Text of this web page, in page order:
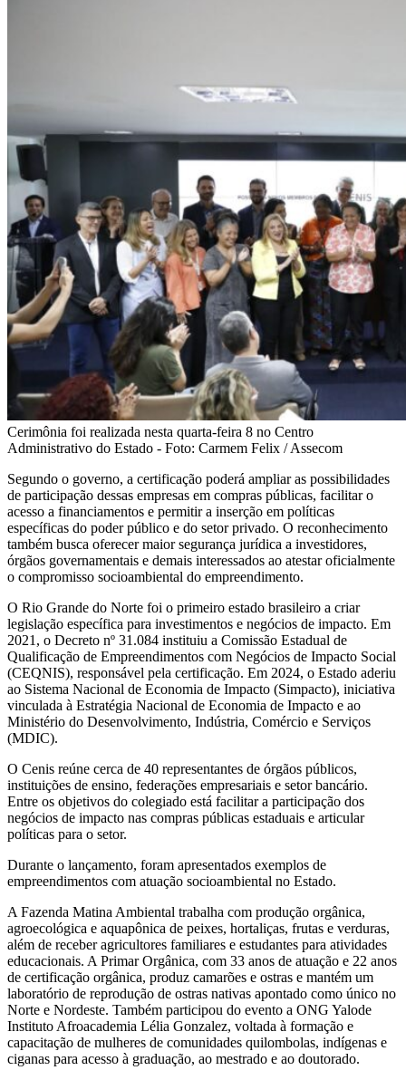
Cerimônia foi realizada nesta quarta-feira 8 no Centro
Administrativo do Estado - Foto: Carmem Felix / Assecom
Segundo o governo, a certificação poderá ampliar as possibilidades
de participação dessas empresas em compras públicas, facilitar o
acesso a financiamentos e permitir a inserção em políticas
específicas do poder público e do setor privado. O reconhecimento
também busca oferecer maior segurança jurídica a investidores,
órgãos governamentais e demais interessados ao atestar oficialmente
o compromisso socioambiental do empreendimento.
O Rio Grande do Norte foi o primeiro estado brasileiro a criar
legislação específica para investimentos e negócios de impacto. Em
2021, o Decreto nº 31.084 instituiu a Comissão Estadual de
Qualificação de Empreendimentos com Negócios de Impacto Social
(CEQNIS), responsável pela certificação. Em 2024, o Estado aderiu
ao Sistema Nacional de Economia de Impacto (Simpacto), iniciativa
vinculada à Estratégia Nacional de Economia de Impacto e ao
Ministério do Desenvolvimento, Indústria, Comércio e Serviços
(MDIC).
O Cenis reúne cerca de 40 representantes de órgãos públicos,
instituições de ensino, federações empresariais e setor bancário.
Entre os objetivos do colegiado está facilitar a participação dos
negócios de impacto nas compras públicas estaduais e articular
políticas para o setor.
Durante o lançamento, foram apresentados exemplos de
empreendimentos com atuação socioambiental no Estado.
A Fazenda Matina Ambiental trabalha com produção orgânica,
agroecológica e aquapônica de peixes, hortaliças, frutas e verduras,
além de receber agricultores familiares e estudantes para atividades
educacionais. A Primar Orgânica, com 33 anos de atuação e 22 anos
de certificação orgânica, produz camarões e ostras e mantém um
laboratório de reprodução de ostras nativas apontado como único no
Norte e Nordeste. Também participou do evento a ONG Yalode
Instituto Afroacademia Lélia Gonzalez, voltada à formação e
capacitação de mulheres de comunidades quilombolas, indígenas e
ciganas para acesso à graduação, ao mestrado e ao doutorado.